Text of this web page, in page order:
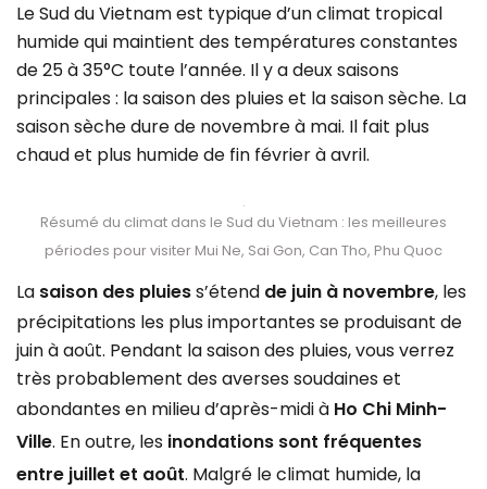
Le Sud du Vietnam est typique d’un climat tropical
humide qui maintient des températures constantes
de 25 à 35°C toute l’année. Il y a deux saisons
principales : la saison des pluies et la saison sèche. La
saison sèche dure de novembre à mai. Il fait plus
chaud et plus humide de fin février à avril.
Résumé du climat dans le Sud du Vietnam : les meilleures
périodes pour visiter Mui Ne, Sai Gon, Can Tho, Phu Quoc
La saison des pluiess’étend de juin à novembre, les
précipitations les plus importantes se produisant de
juin à août. Pendant la saison des pluies, vous verrez
très probablement des averses soudaines et
abondantes en milieu d’après-midi à Ho Chi Minh-
Ville. En outre, les inondations sont fréquentes
entre juillet et août. Malgré le climat humide, la